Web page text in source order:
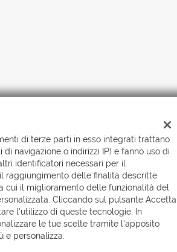
Simionato S.r.l., Tutti i diritti
sulla privacy- Cookie Policy
di terze parti in esso integrati trattano
navigazione o indirizzi IP) e fanno uso di
identificatori necessari per il
raggiungimento delle finalità descritte
cui il miglioramento delle funzionalità del
Cliccando sul pulsante Accetta
l'utilizzo di queste tecnologie. In
le tue scelte tramite l'apposito
e personalizza.